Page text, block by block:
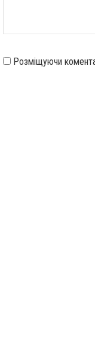
Розміщуючи